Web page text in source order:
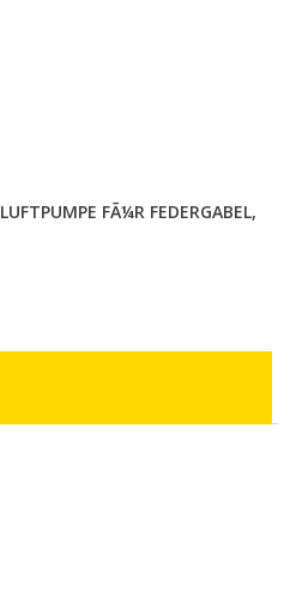
LUFTPUMPE FÃ¼R FEDERGABEL,